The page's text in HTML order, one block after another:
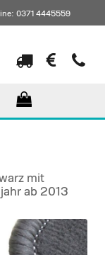
0371 4445559
mit
ab 2013